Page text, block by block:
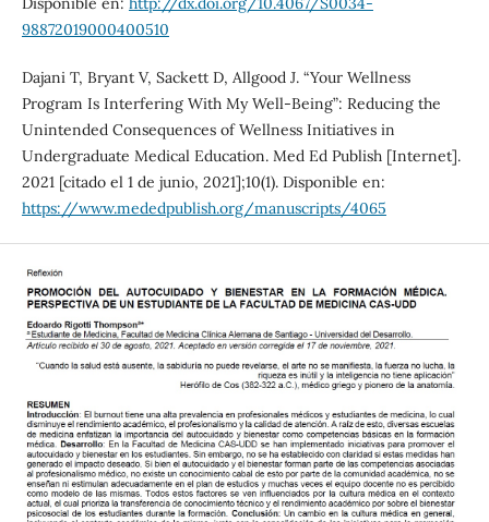
98872019000400510
Dajani T, Bryant V, Sackett D, Allgood J. “Your Wellness
Program Is Interfering With My Well-Being”: Reducing the
Unintended Consequences of Wellness Initiatives in
Undergraduate Medical Education. Med Ed Publish [Internet].
2021 [citado el 1 de junio, 2021];10(1). Disponible en:
https://www.mededpublish.org/manuscripts/4065